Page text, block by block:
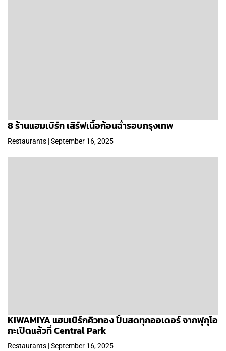
8 ร้านแฮมเบิร์ก เสิร์ฟเนื้อก้อนฉ่ำรอบกรุงเทพ
Restaurants | September 16, 2025
KIWAMIYA แฮมเบิร์กคิวทอง ปั้นสดทุกออเดอร์ จากฟุกุโอ
กะเปิดแล้วที่ Central Park
Restaurants | September 16, 2025